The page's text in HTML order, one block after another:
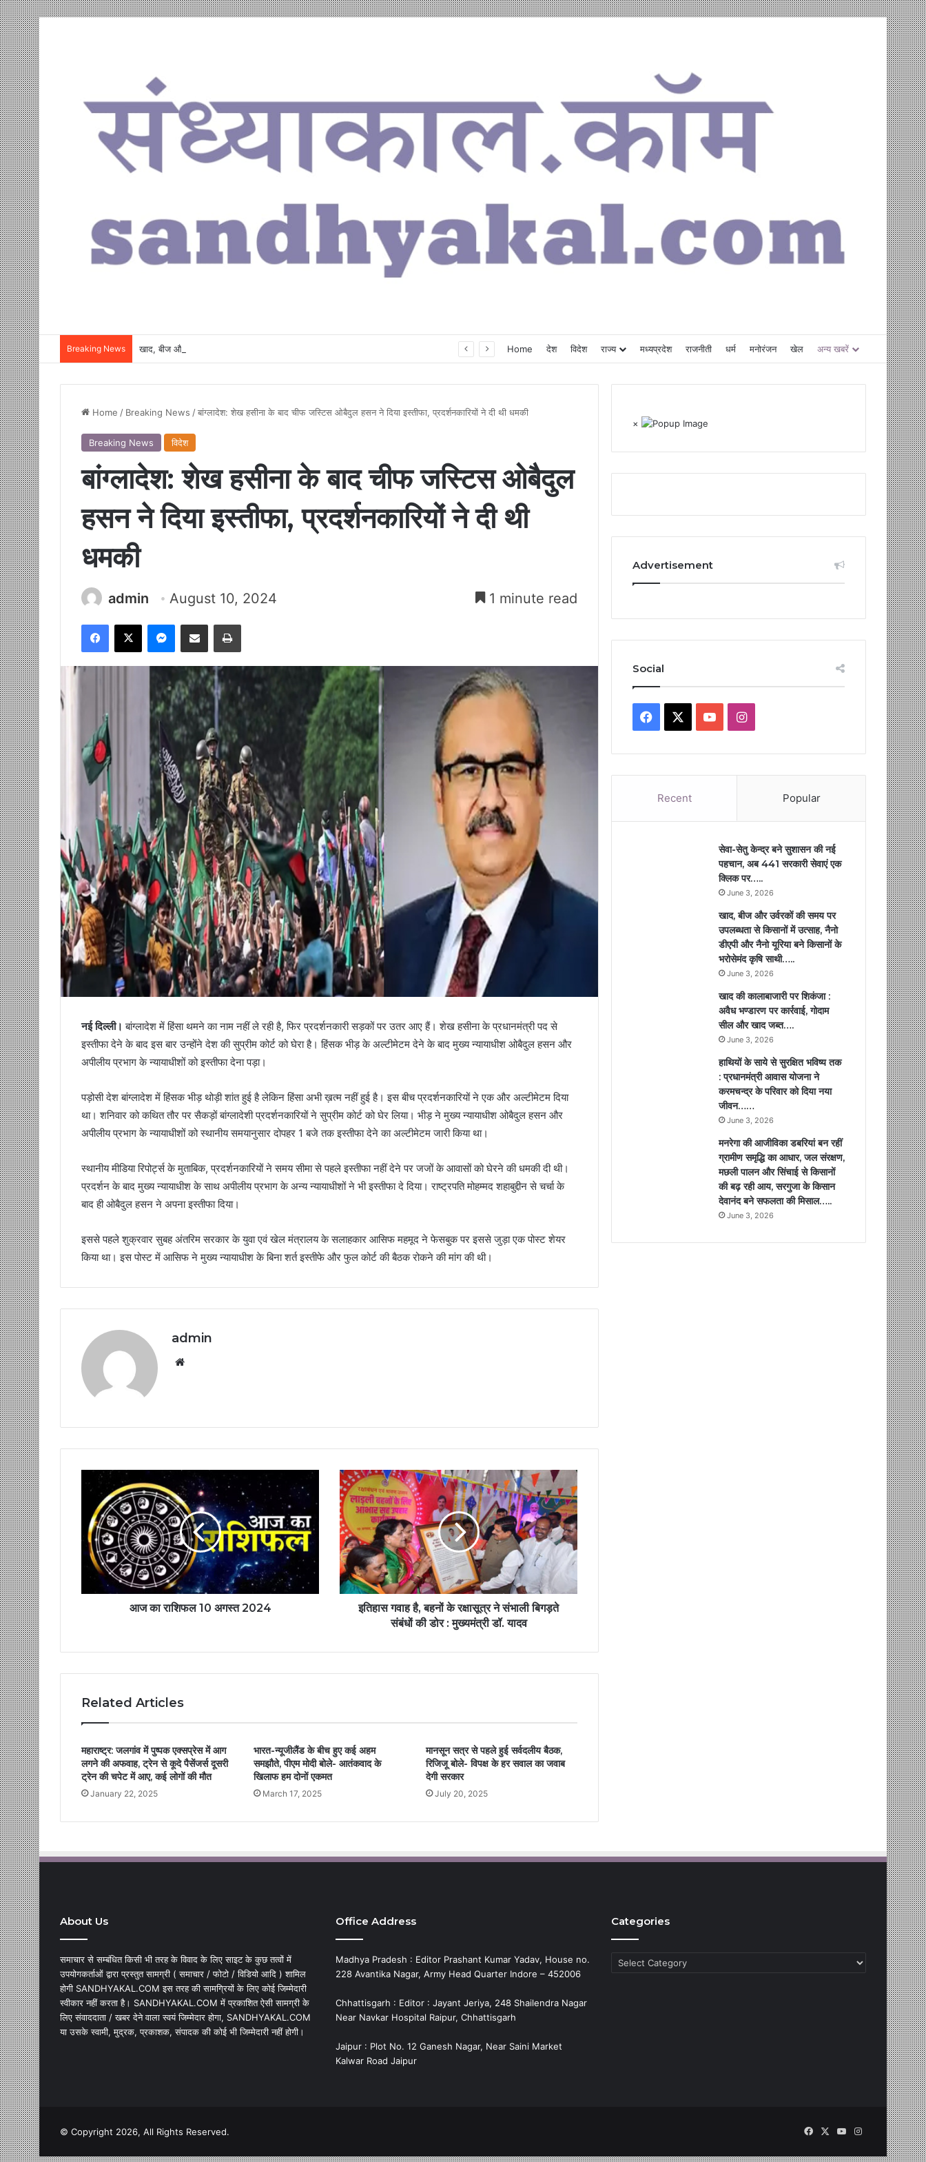
Breaking News Home देश विदेश राज्य मध्यप्रदेश राजनीती धर्म मनोरंजन खेल अन्य खबरें
Home / Breaking News /बांग्लादेश: शेख हसीना के बाद चीफ जस्टिस ओबैदुल हसन ने दिया इस्तीफा, प्रदर्शनकारियों ने दी थी धमकी
Breaking News विदेश
बांग्लादेश: शेख हसीना के बाद चीफ जस्टिस ओबैदुल
हसन ने दिया इस्तीफा, प्रदर्शनकारियों ने दी थी
धमकी
admin August 10, 2024 1 minute read
Facebook
X Messenger
Share via Email Print
नई दिल्ली। बांग्लादेश में हिंसा थमने का नाम नहीं ले रही है, फिर प्रदर्शनकारी सड़कों पर उतर आए हैं। शेख हसीना के प्रधानमंत्री पद से
इस्तीफा देने के बाद इस बार उन्होंने देश की सुप्रीम कोर्ट को घेरा है। हिंसक भीड़ के अल्टीमेटम देने के बाद मुख्य न्यायाधीश ओबैदुल हसन और
अपीलीय प्रभाग के न्यायाधीशों को इस्तीफा देना पड़ा।
पड़ोसी देश बांग्लादेश में हिंसक भीड़ थोड़ी शांत हुई है लेकिन हिंसा अभी ख़त्म नहीं हुई है। इस बीच प्रदर्शनकारियों ने एक और अल्टीमेटम दिया
था। शनिवार को कथित तौर पर सैकड़ों बांग्लादेशी प्रदर्शनकारियों ने सुप्रीम कोर्ट को घेर लिया। भीड़ ने मुख्य न्यायाधीश ओबैदुल हसन और
अपीलीय प्रभाग के न्यायाधीशों को स्थानीय समयानुसार दोपहर 1 बजे तक इस्तीफा देने का अल्टीमेटम जारी किया था।
स्थानीय मीडिया रिपोर्ट्स के मुताबिक, प्रदर्शनकारियों ने समय सीमा से पहले इस्तीफा नहीं देने पर जजों के आवासों को घेरने की धमकी दी थी।
प्रदर्शन के बाद मुख्य न्यायाधीश के साथ अपीलीय प्रभाग के अन्य न्यायाधीशों ने भी इस्तीफा दे दिया। राष्ट्रपति मोहम्मद शहाबुद्दीन से चर्चा के
बाद ही ओबैदुल हसन ने अपना इस्तीफा दिया।
इससे पहले शुक्रवार सुबह अंतरिम सरकार के युवा एवं खेल मंत्रालय के सलाहकार आसिफ महमूद ने फेसबुक पर इससे जुड़ा एक पोस्ट शेयर
किया था। इस पोस्ट में आसिफ ने मुख्य न्यायाधीश के बिना शर्त इस्तीफे और फुल कोर्ट की बैठक रोकने की मांग की थी।
admin
आज का राशिफल 10 अगस्त 2024
इतिहास गवाह है, बहनों के रक्षासूत्र ने संभाली बिगड़ते
संबंधों की डोर : मुख्यमंत्री डॉ. यादव
Related Articles
महाराष्ट्र: जलगांव में पुष्पक एक्सप्रेस में आग
लगने की अफवाह, ट्रेन से कूदे पैसेंजर्स दूसरी
ट्रेन की चपेट में आए, कई लोगों की मौत
January 22, 2025
भारत-न्‍यूजीलैंड के बीच हुए कई अहम
समझौते, पीएम मोदी बोले- आतंकवाद के
खिलाफ हम दोनों एकमत
March 17, 2025
मानसून सत्र से पहले हुई सर्वदलीय बैठक,
रिजिजू बोले- विपक्ष के हर सवाल का जवाब
देगी सरकार
July 20, 2025
×
Advertisement
Social
Facebook YouTubeInstagram
Recent Popular
सेवा-सेतु केन्द्र बने सुशासन की नई
पहचान, अब 441 सरकारी सेवाएं एक
क्लिक पर…..
June 3, 2026
खाद, बीज और उर्वरकों की समय पर
उपलब्धता से किसानों में उत्साह, नैनो
डीएपी और नैनो यूरिया बने किसानों के
भरोसेमंद कृषि साथी…..
June 3, 2026
खाद की कालाबाजारी पर शिकंजा :
अवैध भण्डारण पर कार्रवाई, गोदाम
सील और खाद जब्त….
June 3, 2026
हाथियों के साये से सुरक्षित भविष्य तक
: प्रधानमंत्री आवास योजना ने
करमचन्द्र के परिवार को दिया नया
जीवन……
June 3, 2026
मनरेगा की आजीविका डबरियां बन रहीं
ग्रामीण समृद्धि का आधार, जल संरक्षण,
मछली पालन और सिंचाई से किसानों
की बढ़ रही आय, सरगुजा के किसान
देवानंद बने सफलता की मिसाल…..
June 3, 2026
About Us
समाचार से सम्बंधित किसी भी तरह के विवाद के लिए साइट के कुछ तत्वों में
उपयोगकर्ताओं द्वारा प्रस्तुत सामग्री ( समाचार / फोटो / विडियो आदि ) शामिल
होगी SANDHYAKAL.COM इस तरह की सामग्रियों के लिए कोई जिम्मेदारी
स्वीकार नहीं करता है। SANDHYAKAL.COM में प्रकाशित ऐसी सामग्री के
लिए संवाददाता / खबर देने वाला स्वयं जिम्मेदार होगा, SANDHYAKAL.COM
या उसके स्वामी, मुद्रक, प्रकाशक, संपादक की कोई भी जिम्मेदारी नहीं होगी।
Office Address
Madhya Pradesh : Editor Prashant Kumar Yadav, House no.
228 Avantika Nagar, Army Head Quarter Indore – 452006
Chhattisgarh : Editor : Jayant Jeriya, 248 Shailendra Nagar
Near Navkar Hospital Raipur, Chhattisgarh
Jaipur : Plot No. 12 Ganesh Nagar, Near Saini Market
Kalwar Road Jaipur
Categories
Categories
© Copyright 2026, All Rights Reserved. Facebook
X YouTubeInstagram